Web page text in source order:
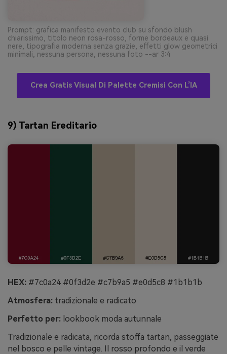
Prompt: grafica manifesto evento club su sfondo blush
chiarissimo, titolo neon rosa-rosso, forme bordeaux e quasi
nere, tipografia moderna senza grazie, effetti glow geometrici
minimali, nessuna persona, nessuna foto --ar 3:4
Crea Gratis Visual Di Palette Cremisi Con L’IA
9) Tartan Ereditario
HEX: #7c0a24 #0f3d2e #c7b9a5 #e0d5c8 #1b1b1b
Atmosfera: tradizionale e radicato
Perfetto per: lookbook moda autunnale
Tradizionale e radicata, ricorda stoffa tartan, passeggiate
nel bosco e pelle vintage. Il rosso profondo e il verde